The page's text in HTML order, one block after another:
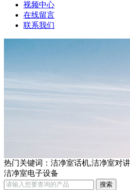
视频中心
在线留言
联系我们
热门关键词： 洁净室话机,洁净室对
洁净室电子设备